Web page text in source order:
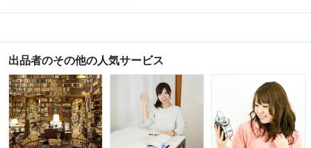
出品者のその他の人気サービス